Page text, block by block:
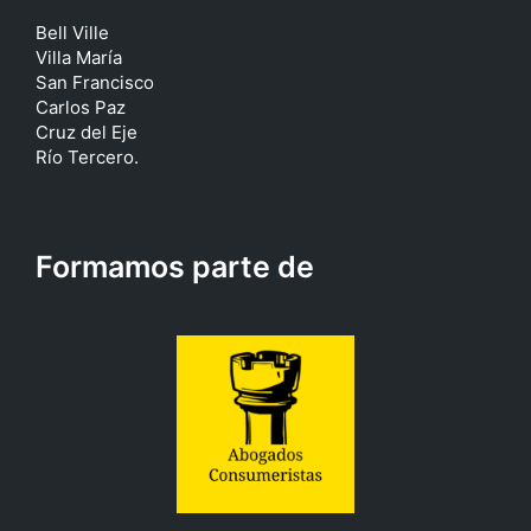
Bell Ville
Villa María
San Francisco
Carlos Paz
Cruz del Eje
Río Tercero.
Formamos parte de